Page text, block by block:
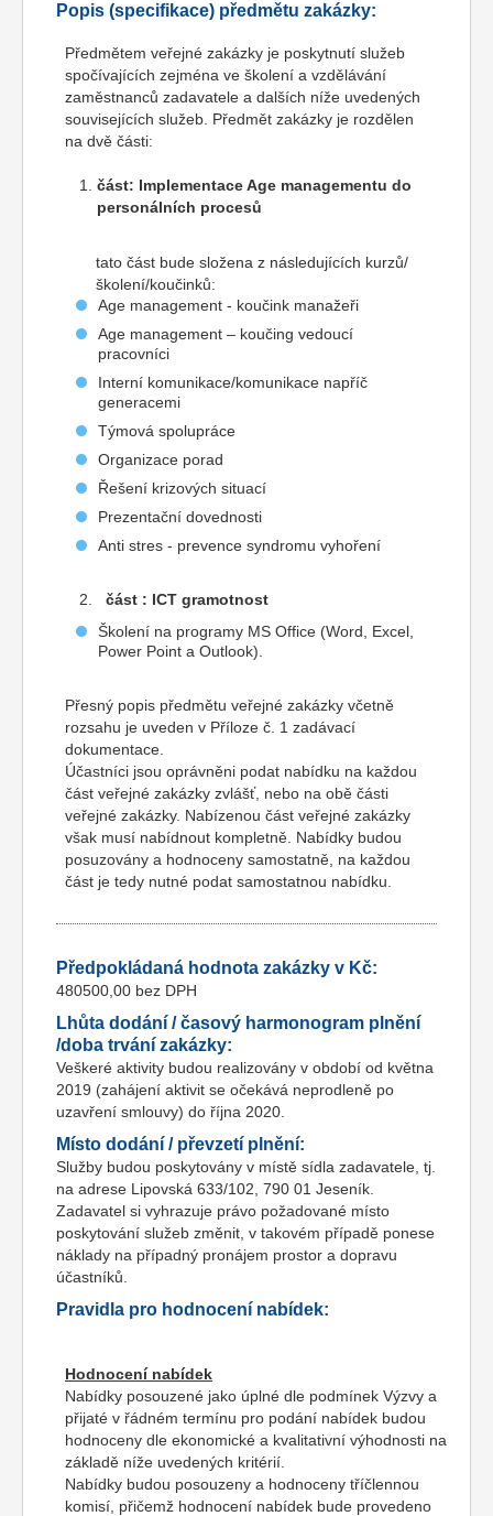
Popis (specifikace) předmětu zakázky:
Předmětem veřejné zakázky je poskytnutí služeb
spočívajících zejména ve školení a vzdělávání
zaměstnanců zadavatele a dalších níže uvedených
souvisejících služeb. Předmět zakázky je rozdělen
na dvě části:
část: Implementace Age managementu do
personálních procesů
tato část bude složena z následujících kurzů/
školení/koučinků:
Age management - koučink manažeři
Age management – koučing vedoucí
pracovníci
Interní komunikace/komunikace napříč
generacemi
Týmová spolupráce
Organizace porad
Řešení krizových situací
Prezentační dovednosti
Anti stres - prevence syndromu vyhoření
část : ICT gramotnost
Školení na programy MS Office (Word, Excel,
Power Point a Outlook).
Přesný popis předmětu veřejné zakázky včetně
rozsahu je uveden v Příloze č. 1 zadávací
dokumentace.
Účastníci jsou oprávněni podat nabídku na každou
část veřejné zakázky zvlášť, nebo na obě části
veřejné zakázky. Nabízenou část veřejné zakázky
však musí nabídnout kompletně. Nabídky budou
posuzovány a hodnoceny samostatně, na každou
část je tedy nutné podat samostatnou nabídku.
Předpokládaná hodnota zakázky v Kč:
480500,00 bez DPH
Lhůta dodání / časový harmonogram plnění
/doba trvání zakázky:
Veškeré aktivity budou realizovány v období od května
2019 (zahájení aktivit se očekává neprodleně po
uzavření smlouvy) do října 2020.
Místo dodání / převzetí plnění:
Služby budou poskytovány v místě sídla zadavatele, tj.
na adrese Lipovská 633/102, 790 01 Jeseník.
Zadavatel si vyhrazuje právo požadované místo
poskytování služeb změnit, v takovém případě ponese
náklady na případný pronájem prostor a dopravu
účastníků.
Pravidla pro hodnocení nabídek:
Hodnocení nabídek
Nabídky posouzené jako úplné dle podmínek Výzvy a
přijaté v řádném termínu pro podání nabídek budou
hodnoceny dle ekonomické a kvalitativní výhodnosti na
základě níže uvedených kritérií.
Nabídky budou posouzeny a hodnoceny tříčlennou
komisí, přičemž hodnocení nabídek bude provedeno